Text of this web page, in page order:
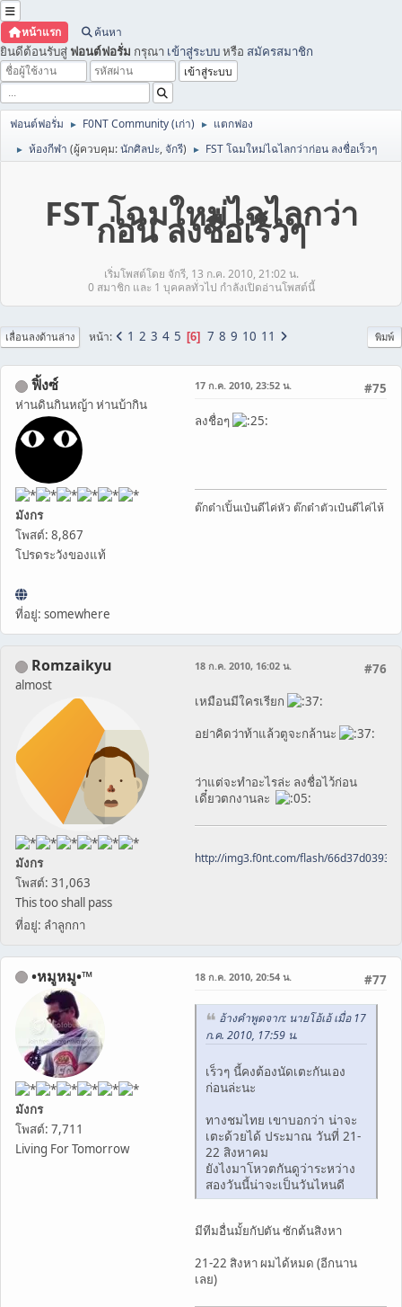
หน้าแรก ค้นหา
ยินดีต้อนรับสู่ ฟอนต์ฟอรั่ม กรุณา เข้าสู่ระบบหรือ สมัครสมาชิก
ฟอนต์ฟอรั่ม ► F0NT Community (เก่า) ► แตกฟอง
► ห้องกีฬา (ผู้ควบคุม:นักศิลปะ,จักรี) ► FST โฉมใหม่ไฉไลกว่าก่อน ลงชื่อเร็วๆ
FST โฉมใหม่ไฉไลกว่า
ก่อน ลงชื่อเร็วๆ
เริ่มโพสต์โดย จักรี, 13 ก.ค. 2010, 21:02 น.
0 สมาชิก และ 1 บุคคลทั่วไป กำลังเปิดอ่านโพสต์นี้
พิมพ์
เลื่อนลงด้านล่าง หน้า 1 2 3 4 5 6 7 8 9 10 11
ฟิ้งซ์
ห่านดินกินหญ้า ห่านบ้ากิน
มังกร
โพสต์: 8,867
โปรดระวังของแท้
ที่อยู่: somewhere
#75
17 ก.ค. 2010, 23:52 น.
ลงชื่อๆ
ต๊กต๋าเปิ้นเป๋นดีไค่หัว ต๊กต๋าตัวเป๋นดีไค่ไห้
Romzaikyu
almost
มังกร
โพสต์: 31,063
This too shall pass
ที่อยู่: ลำลูกกา
#76
18 ก.ค. 2010, 16:02 น.
เหมือนมีใครเรียก
อย่าคิดว่าท้าแล้วตูจะกล้านะ
ว่าแต่จะทำอะไรล่ะ ลงชื่อไว้ก่อน
เดี๋ยวตกงานละ
http://img3.f0nt.com/flash/
•หมูหมู•™
มังกร
โพสต์: 7,711
Living For Tomorrow
#77
18 ก.ค. 2010, 20:54 น.
อ้างคำพูดจาก: นายโอ้เอ้ เมื่อ 17
ก.ค. 2010, 17:59 น.
เร็วๆ นี้คงต้องนัดเตะกันเอง
ก่อนล่ะนะ
ทางชมไทย เขาบอกว่า น่าจะ
เตะด้วยได้ ประมาณ วันที่ 21-
22 สิงหาคม
ยังไงมาโหวตกันดูว่าระหว่าง
สองวันนี้น่าจะเป็นวันไหนดี
มีทีมอื่นมั้ยกัปตัน ซักต้นสิงหา
21-22 สิงหา ผมได้หมด (อีกนาน
เลย)